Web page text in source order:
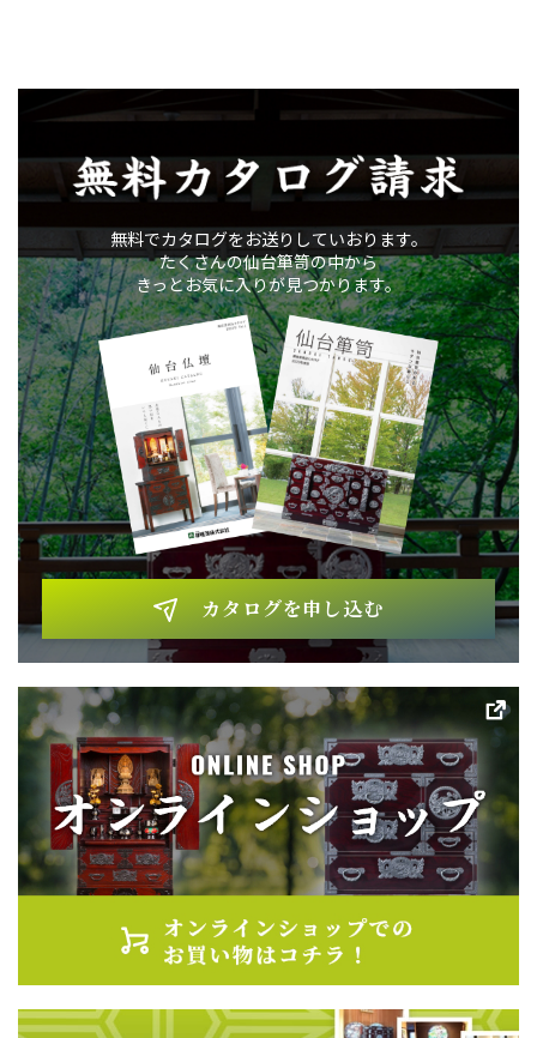
無料でカタログをお送りしていおります。
たくさんの仙台箪笥の中から
きっとお気に入りが見つかります。
カタログを申し込む